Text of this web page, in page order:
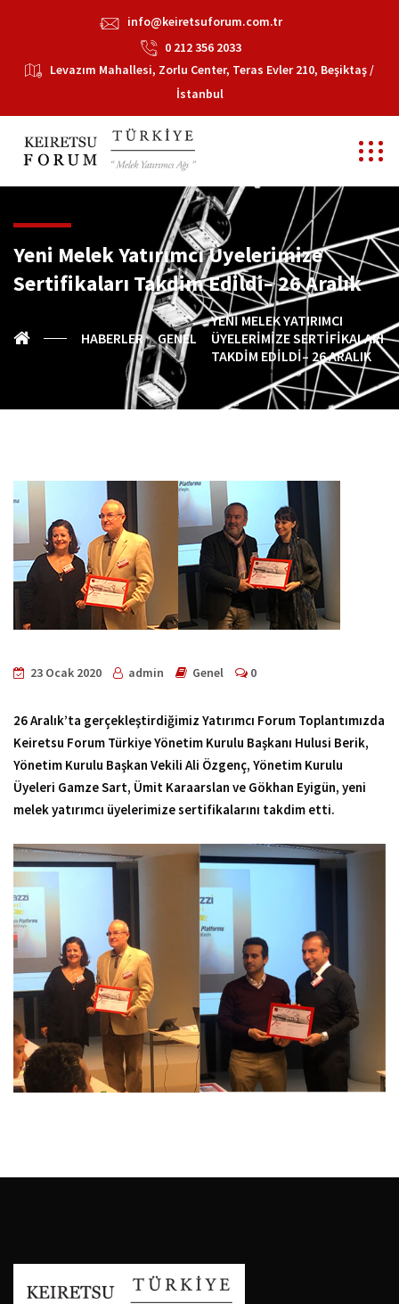
info@keiretsuforum.com.tr
0 212 356 2033
Levazım Mahallesi, Zorlu Center, Teras Evler 210, Beşiktaş /
İstanbul
Yeni Melek Yatırımcı Üyelerimize
Sertifikaları Takdim Edildi– 26 Aralık
HABERLER GENEL
YENI MELEK YATIRIMCI
ÜYELERIMIZE SERTIFIKALARI
TAKDIM EDILDI– 26 ARALIK
23 Ocak 2020 admin Genel 0
26 Aralık’ta gerçekleştirdiğimiz Yatırımcı Forum Toplantımızda
Keiretsu Forum Türkiye Yönetim Kurulu Başkanı Hulusi Berik,
Yönetim Kurulu Başkan Vekili Ali Özgenç, Yönetim Kurulu
Üyeleri Gamze Sart, Ümit Karaarslan ve Gökhan Eyigün, yeni
melek yatırımcı üyelerimize sertifikalarını takdim etti.